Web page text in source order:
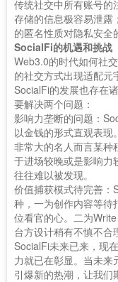
传统社交中所有账号的
存储的信息极容易泄露
的匿名性质对隐私安全
SocialFi的机遇和挑战
Web3.0的时代如何社
的社交方式出现适配元
SocialFi的发展也存在
要解决两个问题：
影响力垄断的问题：
以金钱的形式直观表现
非常大的名人而言某种
于进场较晚或是影响力
往往难以被发现。
价值捕获模式待完善：
种，一为创作内容等待
位看官的心。二为
台方设计稍有不慎不合
SocialFi未来已来，现
力就已在彰显。当未
引爆新的热潮，让我们